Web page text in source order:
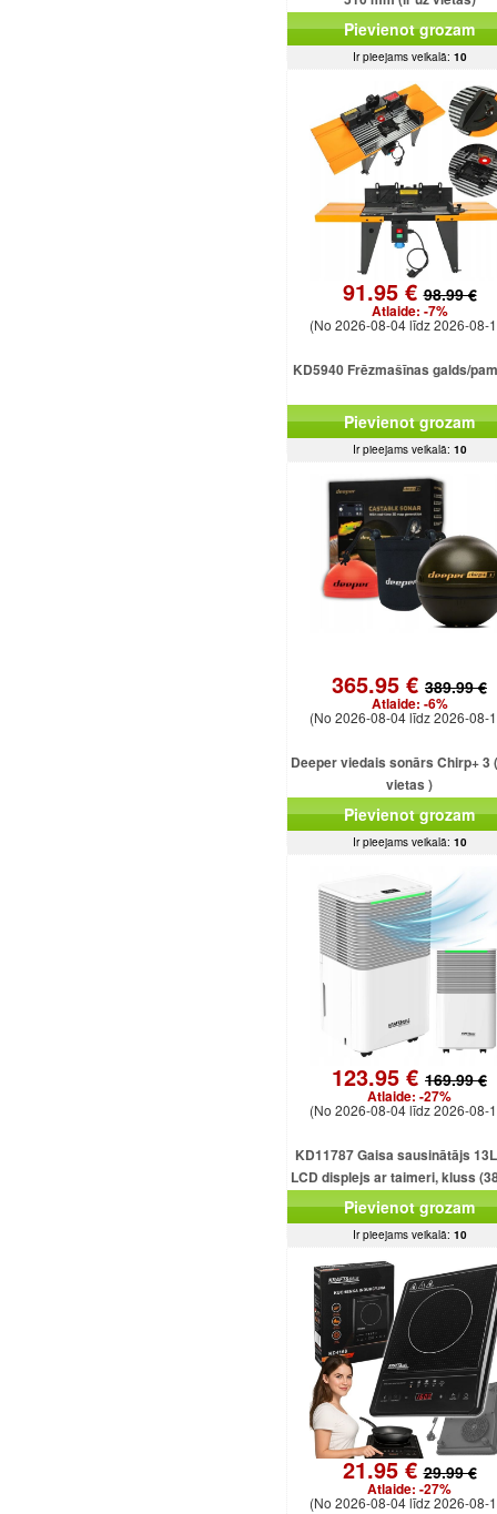
Pievienot grozam
Ir pieejams veikalā: 10
91.95 €98.99 €
Atlaide: -7%
(No 2026-08-04 līdz 2026-08-
KD5940 Frēzmašīnas galds/
Pievienot grozam
Ir pieejams veikalā: 10
365.95 € 389.99 €
Atlaide: -6%
(No 2026-08-04 līdz 2026-08-
Deeper viedais sonārs Chirp+ 3
vietas )
Pievienot grozam
Ir pieejams veikalā: 10
123.95 € 169.99 €
Atlaide: -27%
(No 2026-08-04 līdz 2026-08-
KD11787 Gaisa sausinātājs
LCD displejs ar taimeri, kluss
2,5 l tvertne
Pievienot grozam
Ir pieejams veikalā: 10
21.95 €29.99 €
Atlaide: -27%
(No 2026-08-04 līdz 2026-08-